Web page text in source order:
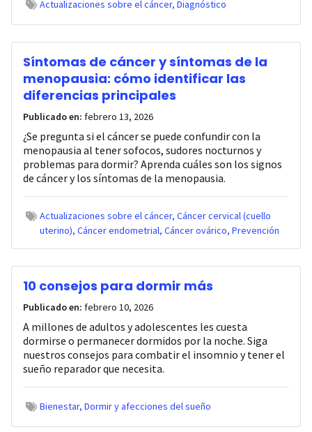
Actualizaciones sobre el cáncer Diagnóstico
Síntomas de cáncer y síntomas de la
menopausia: cómo identificar las
diferencias principales
Publicado en: febrero 13, 2026
¿Se pregunta si el cáncer se puede confundir con la
menopausia al tener sofocos, sudores nocturnos y
problemas para dormir? Aprenda cuáles son los signos
de cáncer y los síntomas de la menopausia.
Actualizaciones sobre el cáncer Cáncer cervical (cuello
uterino) Cáncer endometrial Cáncer ovárico Prevención
10 consejos para dormir más
Publicado en: febrero 10, 2026
A millones de adultos y adolescentes les cuesta
dormirse o permanecer dormidos por la noche. Siga
nuestros consejos para combatir el insomnio y tener el
sueño reparador que necesita.
Bienestar Dormir y afecciones del sueño